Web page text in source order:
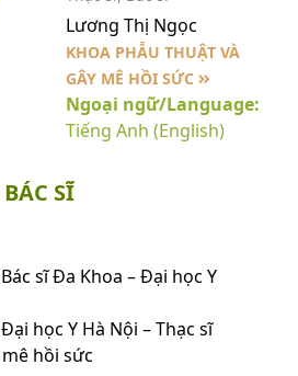
Lương Thị Ngọc
KHOA PHẪU THUẬT VÀ
GÂY MÊ HỒI SỨC
Ngoại ngữ/Language:
Tiếng Anh (English)
SĨ
sĩ Đa Khoa – Đại học Y
học Y Hà Nội – Thạc sĩ
hồi sức